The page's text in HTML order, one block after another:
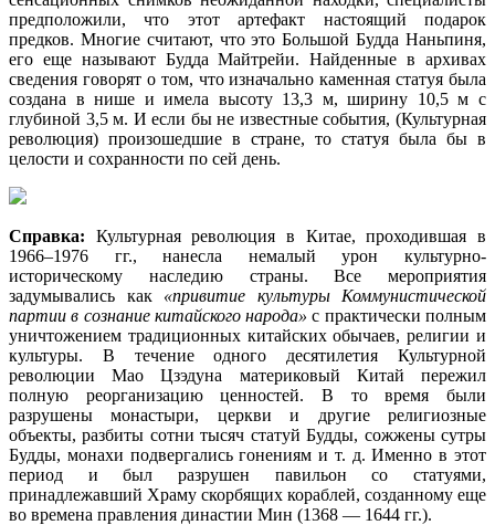
предположили, что этот артефакт настоящий подарок
предков. Многие считают, что это Большой Будда Наньпиня,
его еще называют Будда Майтрейи. Найденные в архивах
сведения говорят о том, что изначально каменная статуя была
создана в нише и имела высоту 13,3 м, ширину 10,5 м с
глубиной 3,5 м. И если бы не известные события, (Культурная
революция) произошедшие в стране, то статуя была бы в
целости и сохранности по сей день.
Справка: Культурная революция в Китае, проходившая в
1966–1976 гг., нанесла немалый урон культурно-
историческому наследию страны. Все мероприятия
задумывались как «привитие культуры Коммунистической
партии в сознание китайского народа» с практически полным
уничтожением традиционных китайских обычаев, религии и
культуры. В течение одного десятилетия Культурной
революции Мао Цзэдуна материковый Китай пережил
полную реорганизацию ценностей. В то время были
разрушены монастыри, церкви и другие религиозные
объекты, разбиты сотни тысяч статуй Будды, сожжены сутры
Будды, монахи подвергались гонениям и т. д. Именно в этот
период и был разрушен павильон со статуями,
принадлежавший Храму скорбящих кораблей, созданному еще
во времена правления династии Мин (1368 — 1644 гг.).